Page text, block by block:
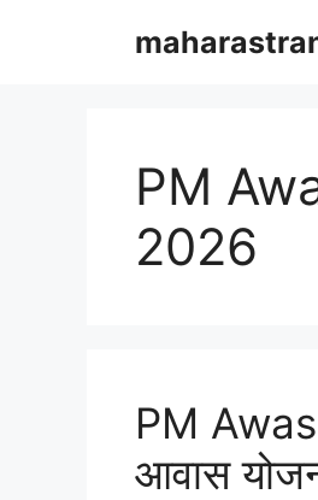
PM
2026
PM
आवास